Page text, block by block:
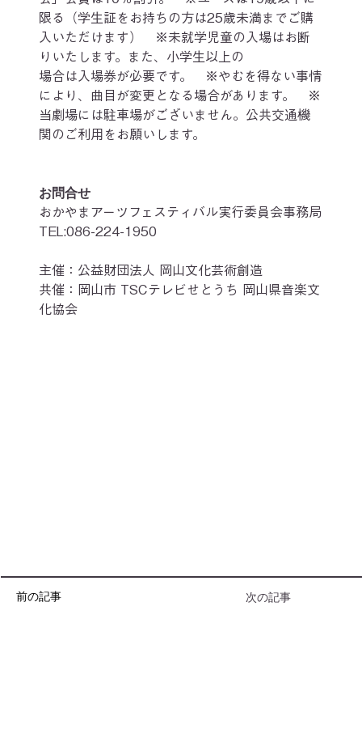
限る（学生証をお持ちの方は25歳未満までご購
入いただけます）　※未就学児童の入場はお断
りいたします。また、小学生以上の
場合は入場券が必要です。　※やむを得ない事情
により、曲目が変更となる場合があります。　※
当劇場には駐車場がございません。公共交通機
関のご利用をお願いします。
お問合せ
おかやまアーツフェスティバル実行委員会事務局
TEL:086-224-1950
主催：公益財団法人 岡山文化芸術創造
共催：岡山市 TSCテレビせとうち 岡山県音楽文
化協会
前の記事 次の記事